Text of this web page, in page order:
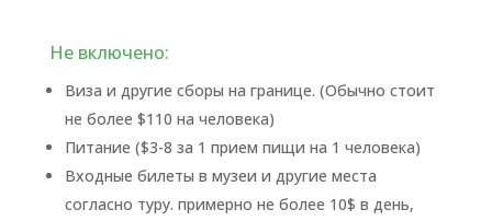
Не включено:
Виза и другие сборы на границе. (Обычно стоит
не более $110 на человека)
Питание ($3-8 за 1 прием пищи на 1 человека)
Входные билеты в музеи и другие места
согласно туру. примерно не более 10$ в день,